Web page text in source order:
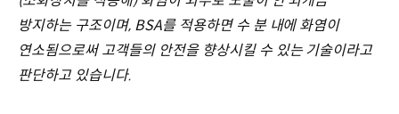
방지하는 구조이며, BSA를 적용하면 수 분 내에 화염이
연소됨으로써 고객들의 안전을 향상시킬 수 있는 기술이라고
판단하고 있습니다.